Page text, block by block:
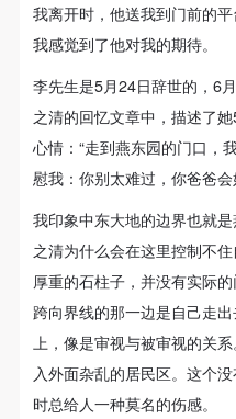
我离开时，他送我到门前的
我感觉到了他对我的期待。
李先生是5月24日辞世的，6
之清的回忆文章中，描述了
心情：“走到燕东园的门口，
慰我：你别太难过，你爸爸会
我印象中东大地的边界也就
之清为什么会在这里控制不
厚重的石柱子，并没有实际
跨向界线的那一边是自己走
上，像是审视与被审视的关
入外面杂乱的居民区。这个
时总给人一种莫名的伤感。
快捷登
手机号码
手机号码